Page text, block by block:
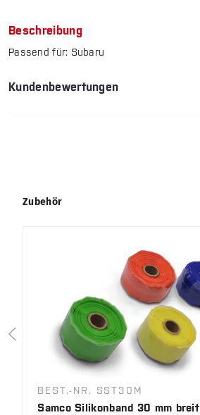
Beschreibung
Passend für: Subaru
Kundenbewertungen
Produktgalerie überspringen
Zubehör
BEST.-NR. SST30M
Samco Silikonband 30 mm breit